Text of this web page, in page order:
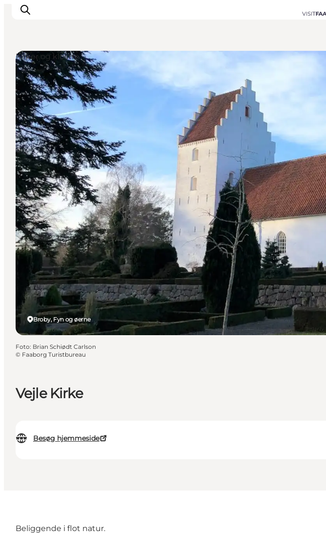
Overnatning
Spisesteder
Oplevelser
Øhop
Outdoor
Det sker
Vejle Kirke
Besøg hjemmeside
Broby, Fyn og øerne
Kirker og klostre
Foto: Brian Schiødt Carlson
© Faaborg Turistbureau
Beliggende i flot natur.